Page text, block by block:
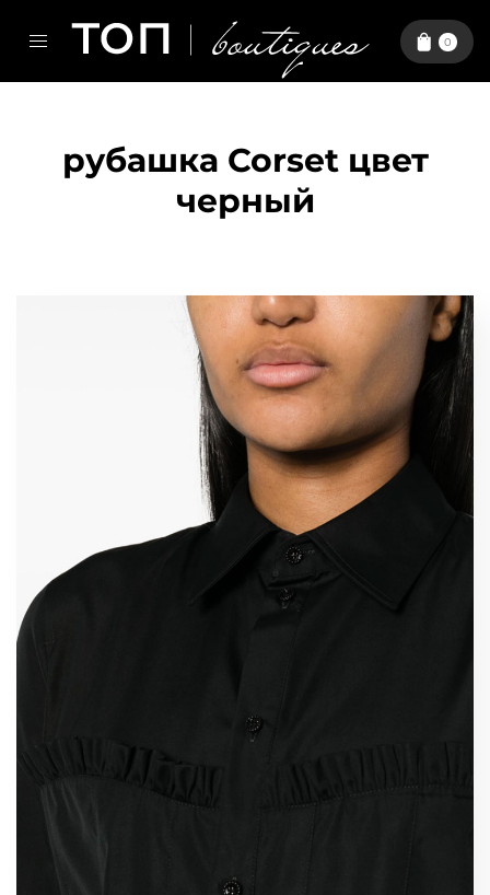
0
рубашка Corset цвет
черный